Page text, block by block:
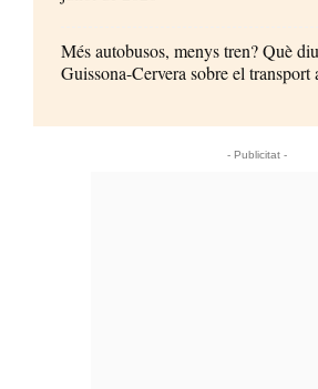
Més autobusos, menys tren? Què
Guissona-Cervera sobre el transport
- Publicitat -